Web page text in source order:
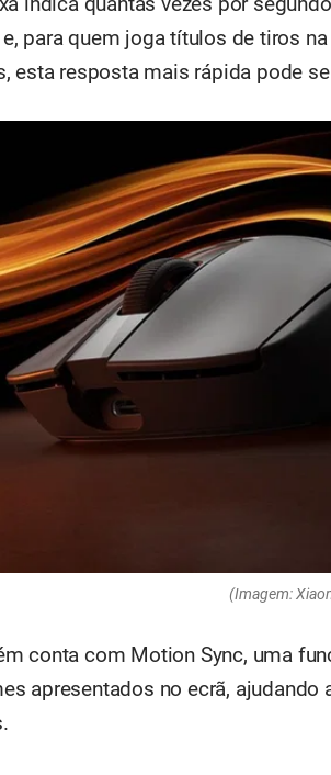
para quem joga títulos de tiros
esta resposta mais rápida pode
(Imagem:
conta com Motion Sync, uma
apresentados no ecrã,